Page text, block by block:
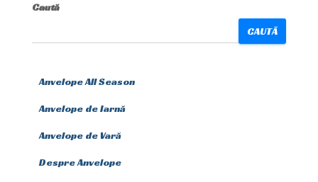
Caută
CAUTĂ
Anvelope All Season
Anvelope de Iarnă
Anvelope de Vară
Despre Anvelope